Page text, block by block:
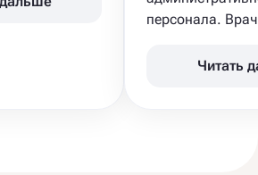
персонала.
Читать